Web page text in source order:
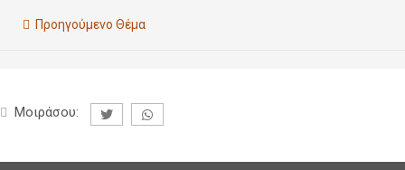
Προηγούμενο Θέμα
Μοιράσου: